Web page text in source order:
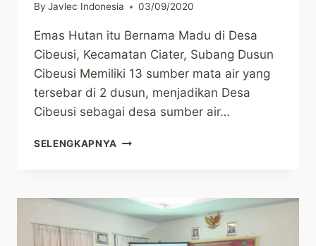
By Javlec Indonesia 03/09/2020
Emas Hutan itu Bernama Madu di Desa
Cibeusi, Kecamatan Ciater, Subang Dusun
Cibeusi Memiliki 13 sumber mata air yang
tersebar di 2 dusun, menjadikan Desa
Cibeusi sebagai desa sumber air…
SELENGKAPNYA JAVLEC
ADAKAN
PELATIHAN